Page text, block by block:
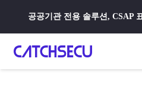
공공기관 전용 솔루션, CSAP